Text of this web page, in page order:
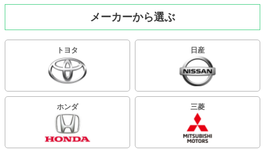
メーカーから選ぶ
トヨタ 日産
ホンダ 三菱